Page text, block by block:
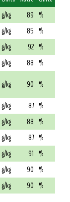
g/kg 89 %
g/kg 85 %
g/kg 92 %
g/kg 88 %
g/kg 90 %
g/kg 87 %
g/kg 88 %
g/kg 87 %
g/kg 91 %
g/kg 90 %
g/kg 90 %